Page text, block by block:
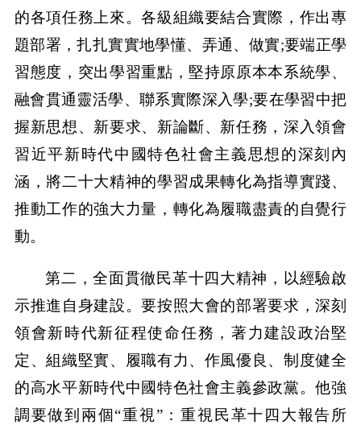
的各項任務上來。各級組織要結合實際，作出專
題部署，扎扎實實地學懂、弄通、做實;要端正學
習態度，突出學習重點，堅持原原本本系統學、
融會貫通靈活學、聯系實際深入學;要在學習中把
握新思想、新要求、新論斷、新任務，深入領會
習近平新時代中國特色社會主義思想的深刻內
涵，將二十大精神的學習成果轉化為指導實踐、
推動工作的強大力量，轉化為履職盡責的自覺行
動。
第二，全面貫徹民革十四大精神，以經驗啟
示推進自身建設。要按照大會的部署要求，深刻
領會新時代新征程使命任務，著力建設政治堅
定、組織堅實、履職有力、作風優良、制度健全
的高水平新時代中國特色社會主義參政黨。他強
調要做到兩個“重視”：重視民革十四大報告所